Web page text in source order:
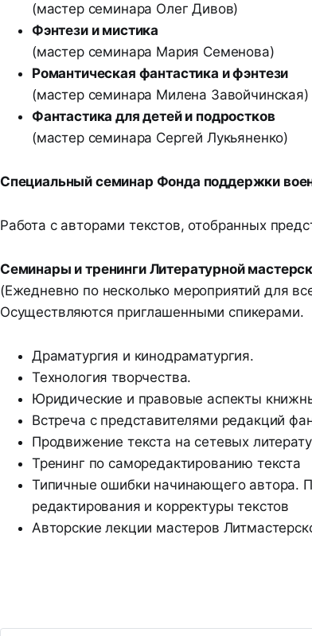
(мастер семинара Олег Дивов)
Фэнтези и мистика
(мастер семинара Мария Семенова)
Романтическая фантастика и фэнтези
(мастер семинара Милена Завойчинская)
Фантастика для детей и подростков
(мастер семинара Сергей Лукьяненко)
Специальный семинар Фонда поддержки
Работа с авторами текстов, отобранных
Семинары и тренинги Литературной
(Ежедневно по несколько мероприятий для
Осуществляются приглашенными спикерами.
Драматургия и кинодраматургия.
Технология творчества.
Юридические и правовые аспекты
Встреча с представителями редакций
Продвижение текста на сетевых
Тренинг по саморедактированию текста
Типичные ошибки начинающего автора.
редактирования и корректуры текстов
Авторские лекции мастеров